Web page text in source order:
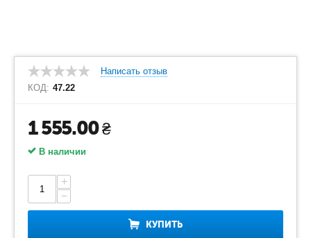
Написать отзыв
КОД: 47.22
1 555.00₴
В наличии
+
−
КУПИТЬ